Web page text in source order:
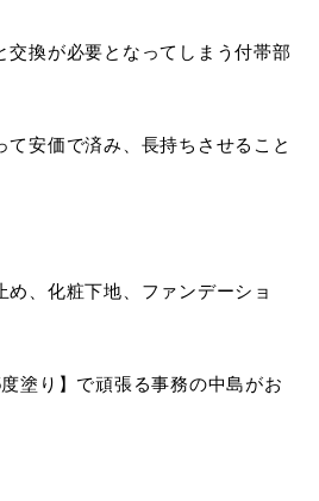
交換が必要となってしまう付帯部
て安価で済み、長持ちさせること
、化粧下地、ファンデーショ
塗り】で頑張る事務の中島がお